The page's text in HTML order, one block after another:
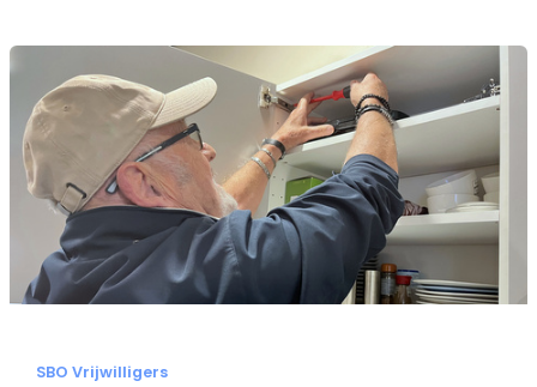
SBO Vrijwilligers